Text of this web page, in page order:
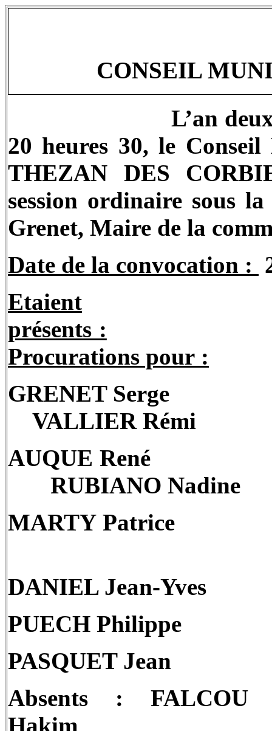
CONSEIL
L’an
20 heures 30, le
THEZAN DES
session ordinaire sous
Grenet, Maire de la
Date de la convocation :
Etaient
présents :
Procurations pour :
GRENET Serge
VALLIER Rémi
AUQUE René
RUBIANO Nadine
MARTY Patrice
DANIEL Jean-Yves
PUECH Philippe
PASQUET Jean
Absents : FALCOU
Hakim